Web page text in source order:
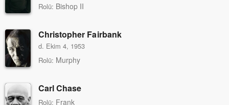
Rolü: Bishop II
Christopher Fairbank
d. Ekim 4, 1953
Rolü: Murphy
Carl Chase
Rolü: Frank